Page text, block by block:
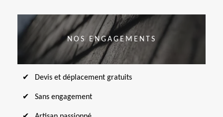
NOS ENGAGEMENTS
Devis et déplacement gratuits
Sans engagement